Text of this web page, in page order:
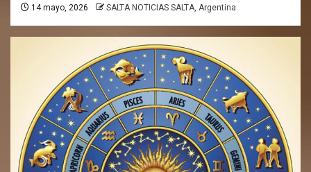
14 mayo, 2026 SALTA NOTICIAS SALTA, Argentina